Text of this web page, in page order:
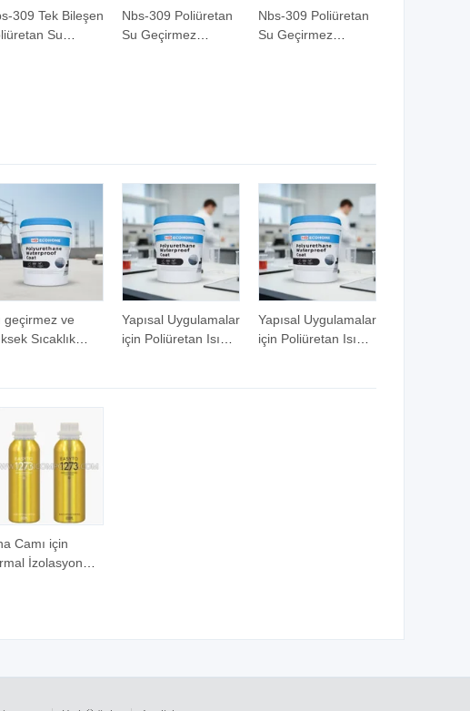
309 Tek Bileşen
Su
Nbs-309 Poliüretan
Su Geçirmez
Nbs-309 Poliüretan
Su Geçirmez
geçirmez ve
Sıcaklık
Yapısal Uygulamalar
için Poliüretan Isı
Yapısal Uygulamalar
için Poliüretan Isı
Camı için
İzolasyon